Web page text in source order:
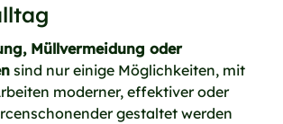
Müllvermeidung oder
sind nur einige Möglichkeiten, mit
moderner, effektiver oder
gestaltet werden